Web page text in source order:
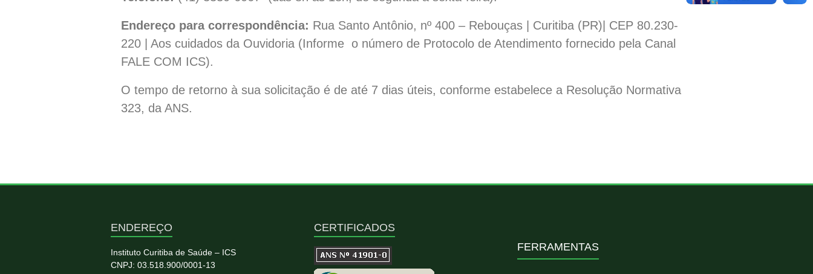
Endereço para correspondência: Rua Santo Antônio, nº 400 – Rebouças | Curitiba (PR)| CEP 80.230-
220 | Aos cuidados da Ouvidoria (Informe o número de Protocolo de Atendimento fornecido pela Canal
FALE COM ICS).
O tempo de retorno à sua solicitação é de até 7 dias úteis, conforme estabelece a Resolução Normativa
323, da ANS.
ENDEREÇO
Instituto Curitiba de Saúde – ICS
CNPJ: 03.518.900/0001-13
CERTIFICADOS
FERRAMENTAS